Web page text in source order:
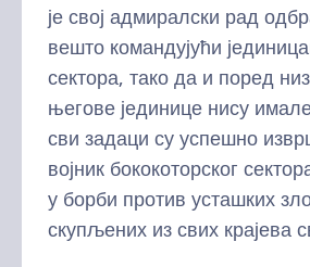
је свој адмиралски рад
вешто командујући
сектора, тако да и поред
његове јединице нису
сви задаци су успешно
војник бококоторског
у борби против усташких
скупљених из свих крајева